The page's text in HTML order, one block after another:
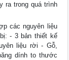
ra trong quá trình
các nguyên liệu
- 3 bản thiết kế
liệu rời - Gỗ,
dính to thước